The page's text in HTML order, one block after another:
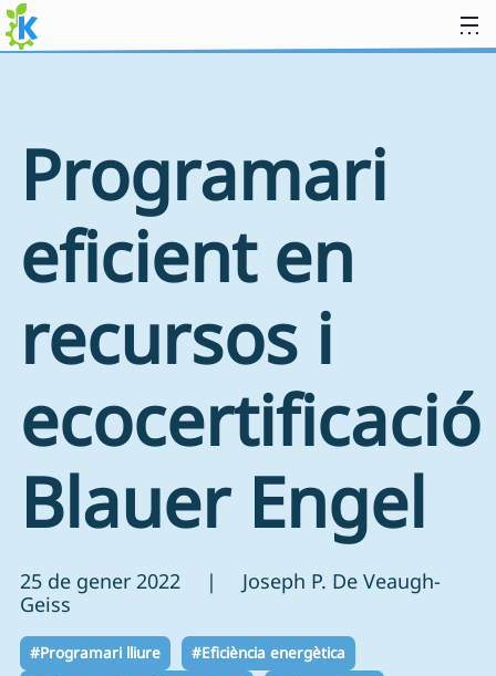
Salta fins al contingut
Programari
eficient en
recursos i
ecocertificació
Blauer Engel
25 de gener 2022 | Joseph P. De Veaugh-
Geiss
#Programari lliure
#Eficiència energètica